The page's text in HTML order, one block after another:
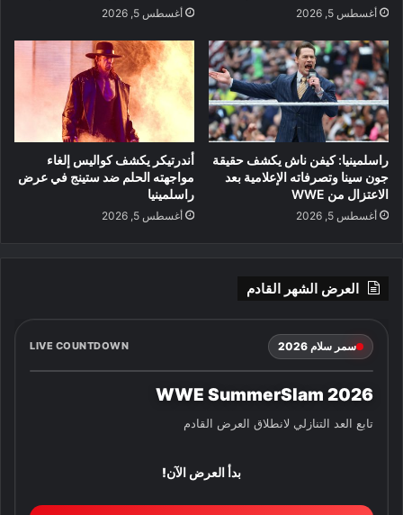
أغسطس 5, 2026 أغسطس 5, 2026
راسلمينيا: كيفن ناش يكشف حقيقة
جون سينا وتصرفاته الإعلامية بعد
الاعتزال من WWE
أغسطس 5, 2026
أندرتيكر يكشف كواليس إلغاء
مواجهته الحلم ضد ستينج في عرض
راسلمينيا
أغسطس 5, 2026
العرض الشهر القادم
سمر سلام 2026 LIVE COUNTDOWN
WWE SummerSlam 2026
تابع العد التنازلي لانطلاق العرض القادم
بدأ العرض الآن!